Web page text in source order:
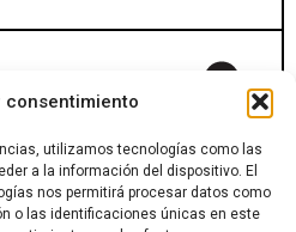
consentimiento
utilizamos tecnologías como las
a la información del dispositivo. El
nos permitirá procesar datos como
o las identificaciones únicas en este
NOSOTROS